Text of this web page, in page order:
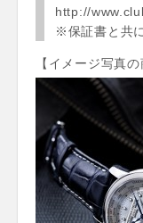
http://
※保証書と共
【イメージ写真の